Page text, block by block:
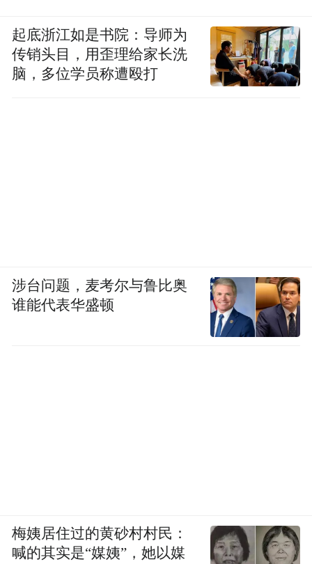
起底浙江如是书院：导师为
传销头目，用歪理给家长洗
脑，多位学员称遭殴打
涉台问题，麦考尔与鲁比奥
谁能代表华盛顿
梅姨居住过的黄砂村村民：
喊的其实是“媒姨”，她以媒